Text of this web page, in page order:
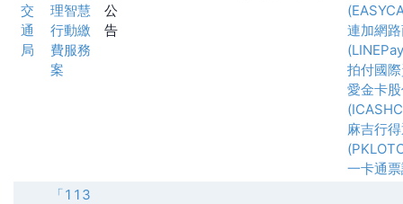
交
通
局
理智慧
行動繳
費服務
案
公
告
連加網
拍付國
愛金卡
麻吉行
一卡通
「113